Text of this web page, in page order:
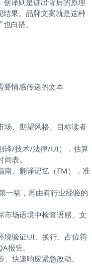
果。品牌文案就是这种
白搭。
要情感传递的文本
场、期望风格、目标读者
译/技术/法律/UI），估算
表。
南、翻译记忆（TM），准
一稿，再由有行业经验的
市场语境中检查语感、文
境验证UI、换行、占位符
报告。
、快速响应紧急改动。